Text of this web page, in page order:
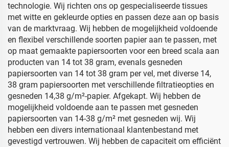
technologie. Wij richten ons op gespecialiseerde tissues
met witte en gekleurde opties en passen deze aan op basis
van de marktvraag. Wij hebben de mogelijkheid voldoende
en flexibel verschillende soorten papier aan te passen, met
op maat gemaakte papiersoorten voor een breed scala aan
producten van 14 tot 38 gram, evenals gesneden
papiersoorten van 14 tot 38 gram per vel, met diverse 14,
38 gram papiersoorten met verschillende filtratieopties en
gesneden 14,38 g/m²-papier. Afgekapt. Wij hebben de
mogelijkheid voldoende aan te passen met gesneden
papiersoorten van 14-38 g/m² met gesneden wij. Wij
hebben een divers internationaal klantenbestand met
gevestigd vertrouwen. Wij hebben de capaciteit om efficiënt